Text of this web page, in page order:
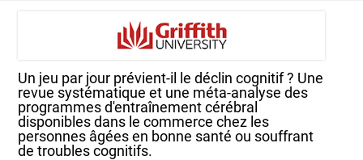
Un jeu par jour prévient-il le déclin cognitif ? Une
revue systématique et une méta-analyse des
programmes d'entraînement cérébral
disponibles dans le commerce chez les
personnes âgées en bonne santé ou souffrant
de troubles cognitifs.